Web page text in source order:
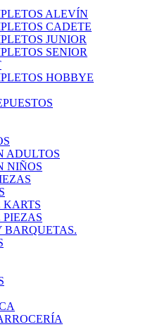
ALEVÍN
CADETE
JUNIOR
SENIOR
HOBBYE
ADULTOS
NIÑOS
KARTS
PIEZAS
BARQUETAS.